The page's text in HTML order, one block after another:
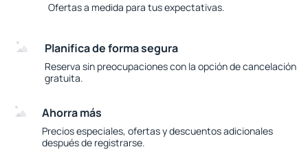
Ofertas a medida para tus expectativas.
Planifica de forma segura
Reserva sin preocupaciones con la opción de cancelación
gratuita.
Ahorra más
Precios especiales, ofertas y descuentos adicionales
después de registrarse.